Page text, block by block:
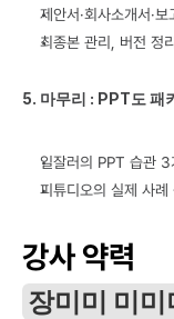
제안서·회사소개서·
최종본 관리, 버전 정
5. 마무리 : PPT도 패
일잘러의 PPT 습관 3
피튜디오의 실제 사례
강사 약력
장미미 미